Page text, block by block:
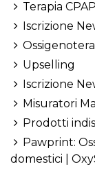
Terapia
Iscrizione
Upselling
Iscrizione
Misuratori
Prodotti
Pawprint:
domestici |